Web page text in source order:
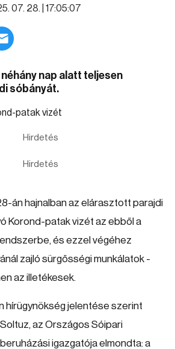
07. 28. | 17:05:07
nap alatt teljesen
sóbányát.
Hirdetés
Hirdetés
án hajnalban az elárasztott parajdi
Korond-patak vizét az ebből a
és ezzel végéhez
zajló sürgősségi munkálatok -
az illetékesek.
hírügynökség jelentése szerint
az Országos Sóipari
igazgatója elmondta: a